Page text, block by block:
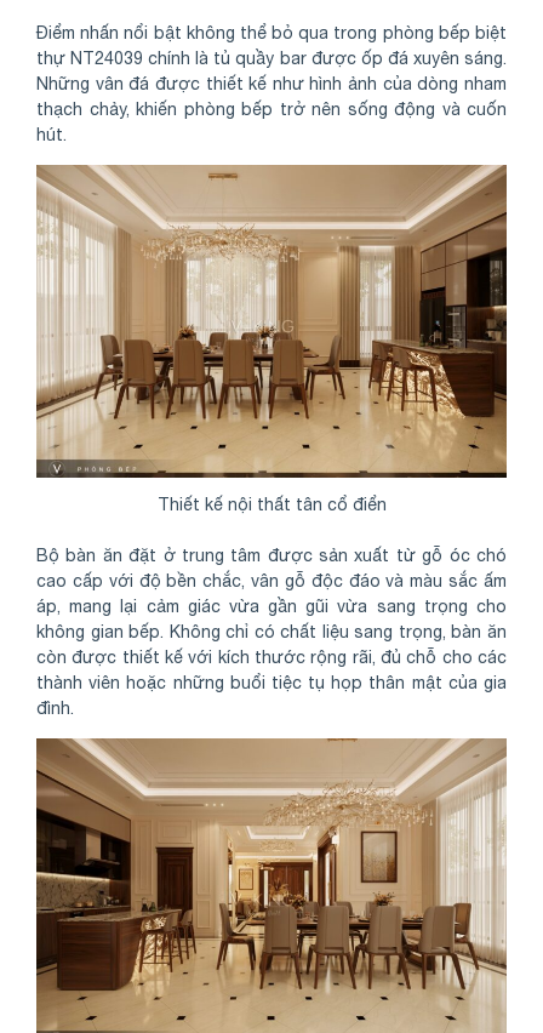
Điểm nhấn nổi bật không thể bỏ qua trong phòng bếp biệt
thự NT24039 chính là tủ quầy bar được ốp đá xuyên sáng.
Những vân đá được thiết kế như hình ảnh của dòng nham
thạch chảy, khiến phòng bếp trở nên sống động và cuốn
hút.
Thiết kế nội thất tân cổ điển
Bộ bàn ăn đặt ở trung tâm được sản xuất từ gỗ óc chó
cao cấp với độ bền chắc, vân gỗ độc đáo và màu sắc ấm
áp, mang lại cảm giác vừa gần gũi vừa sang trọng cho
không gian bếp. Không chỉ có chất liệu sang trọng, bàn ăn
còn được thiết kế với kích thước rộng rãi, đủ chỗ cho các
thành viên hoặc những buổi tiệc tụ họp thân mật của gia
đình.